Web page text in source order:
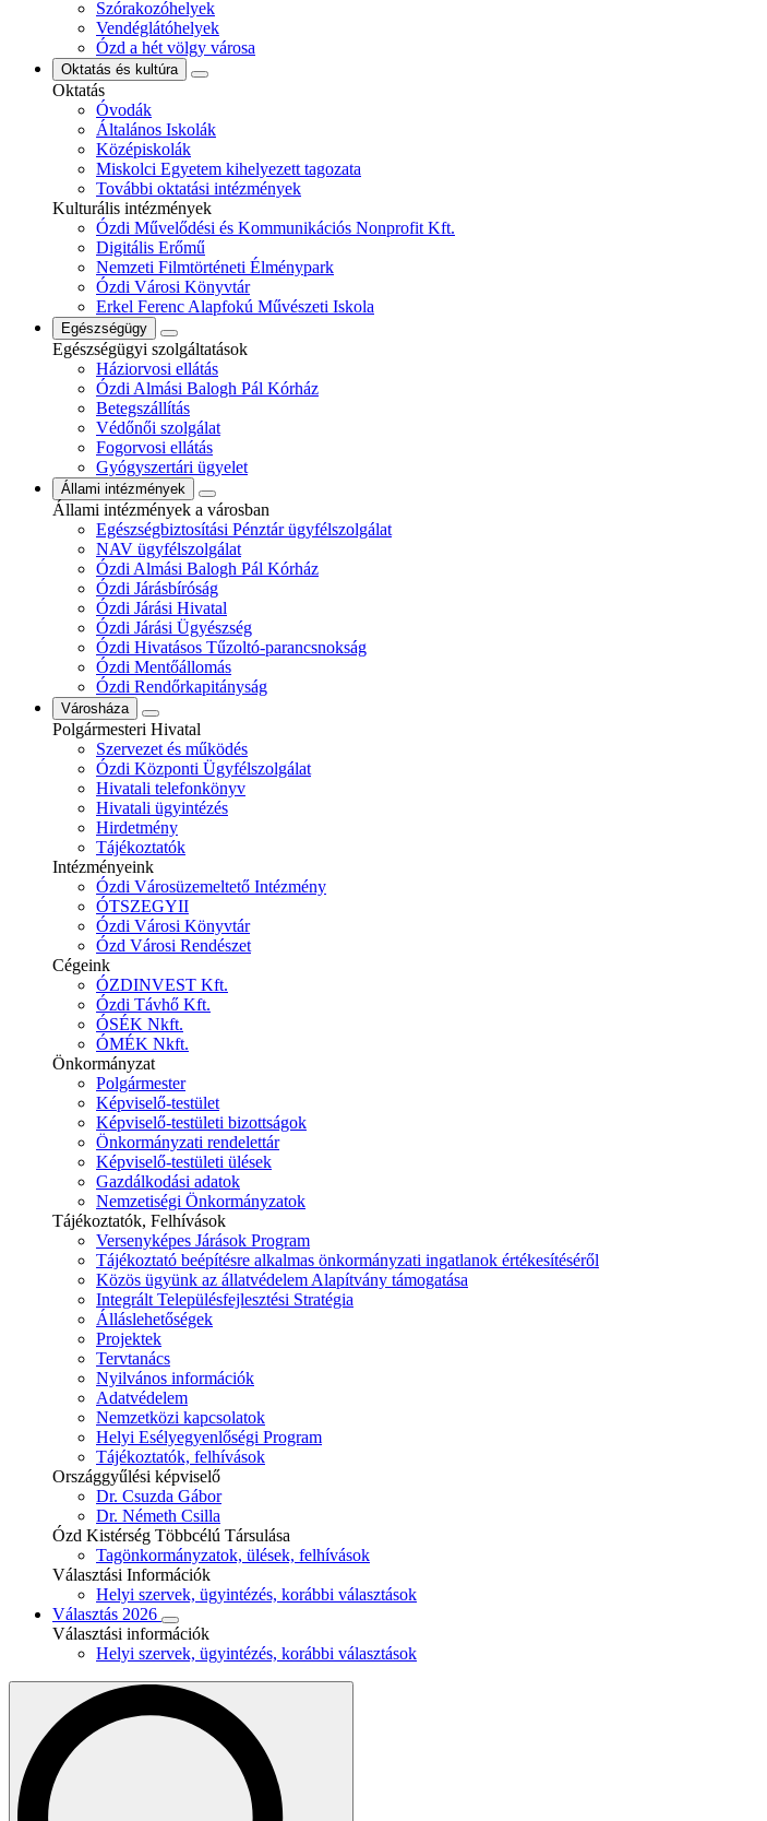
Szórakozóhelyek
Vendéglátóhelyek
Ózd a hét völgy városa
Oktatás és kultúra
Oktatás
Óvodák
Általános Iskolák
Középiskolák
Miskolci Egyetem kihelyezett tagozata
További oktatási intézmények
Kulturális intézmények
Ózdi Művelődési és Kommunikációs Nonprofit Kft.
Digitális Erőmű
Nemzeti Filmtörténeti Élménypark
Ózdi Városi Könyvtár
Erkel Ferenc Alapfokú Művészeti Iskola
Egészségügy
Egészségügyi szolgáltatások
Háziorvosi ellátás
Ózdi Almási Balogh Pál Kórház
Betegszállítás
Védőnői szolgálat
Fogorvosi ellátás
Gyógyszertári ügyelet
Állami intézmények
Állami intézmények a városban
Egészségbiztosítási Pénztár ügyfélszolgálat
NAV ügyfélszolgálat
Ózdi Almási Balogh Pál Kórház
Ózdi Járásbíróság
Ózdi Járási Hivatal
Ózdi Járási Ügyészség
Ózdi Hivatásos Tűzoltó-parancsnokság
Ózdi Mentőállomás
Ózdi Rendőrkapitányság
Városháza
Polgármesteri Hivatal
Szervezet és működés
Ózdi Központi Ügyfélszolgálat
Hivatali telefonkönyv
Hivatali ügyintézés
Hirdetmény
Tájékoztatók
Intézményeink
Ózdi Városüzemeltető Intézmény
ÓTSZEGYII
Ózdi Városi Könyvtár
Ózd Városi Rendészet
Cégeink
ÓZDINVEST Kft.
Ózdi Távhő Kft.
ÓSÉK Nkft.
ÓMÉK Nkft.
Önkormányzat
Polgármester
Képviselő-testület
Képviselő-testületi bizottságok
Önkormányzati rendelettár
Képviselő-testületi ülések
Gazdálkodási adatok
Nemzetiségi Önkormányzatok
Tájékoztatók, Felhívások
Versenyképes Járások Program
Tájékoztató beépítésre alkalmas önkormányzati ingatlanok értékesítéséről
Közös ügyünk az állatvédelem Alapítvány támogatása
Integrált Településfejlesztési Stratégia
Álláslehetőségek
Projektek
Tervtanács
Nyilvános információk
Adatvédelem
Nemzetközi kapcsolatok
Helyi Esélyegyenlőségi Program
Tájékoztatók, felhívások
Országgyűlési képviselő
Dr. Csuzda Gábor
Dr. Németh Csilla
Ózd Kistérség Többcélú Társulása
Tagönkormányzatok, ülések, felhívások
Választási Információk
Helyi szervek, ügyintézés, korábbi választások
Választás 2026
Választási információk
Helyi szervek, ügyintézés, korábbi választások